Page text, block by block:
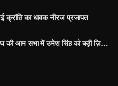
क्रांति का धावक नीरज प्रजापत
की आम सभा में उमेश सिंह को बड़ी ज़ि…